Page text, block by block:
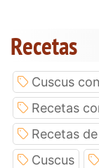
Recetas
Cuscus
Recetas
Recetas
Cuscus